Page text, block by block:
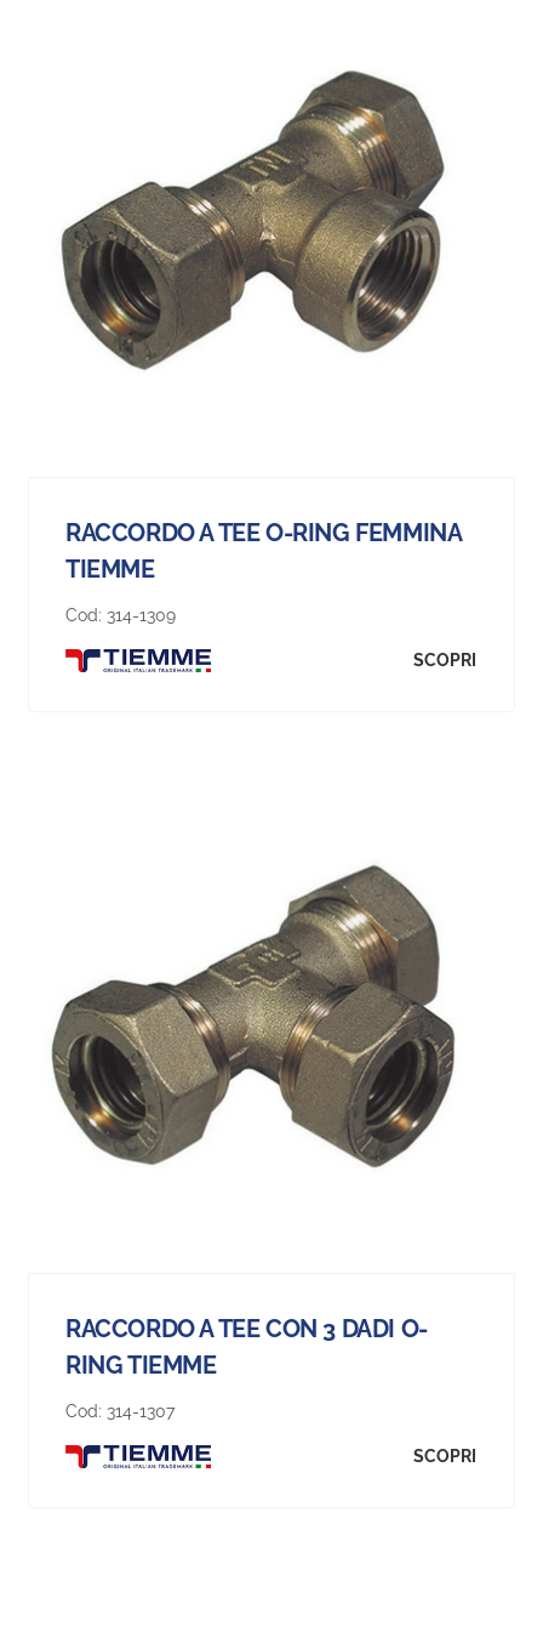
RACCORDO A TEE O-RING FEMMINA
TIEMME
Cod: 314-1309
SCOPRI
RACCORDO A TEE CON 3 DADI O-
RING TIEMME
Cod: 314-1307
SCOPRI